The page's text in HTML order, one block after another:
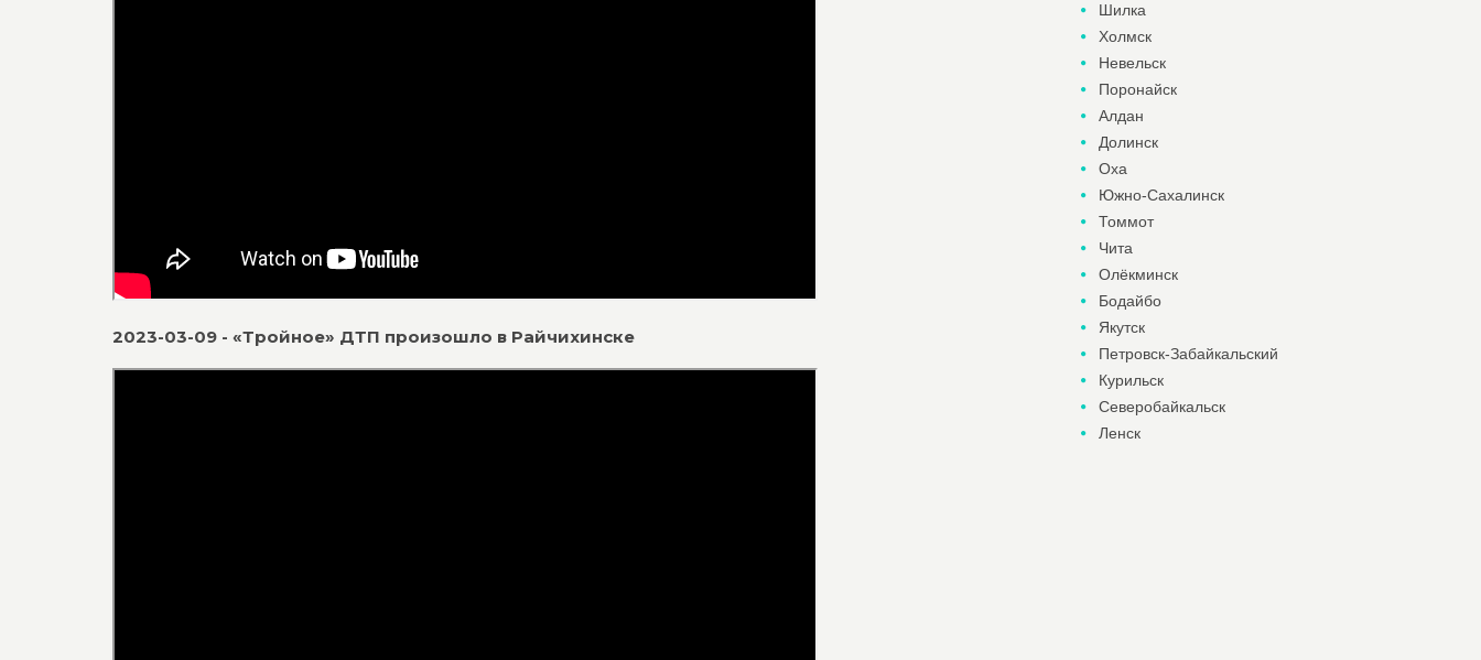
2023-03-09 - «Тройное» ДТП произошло в Райчихинске
Шилка
Холмск
Невельск
Поронайск
Алдан
Долинск
Оха
Южно-Сахалинск
Томмот
Чита
Олёкминск
Бодайбо
Якутск
Петровск-Забайкальский
Курильск
Северобайкальск
Ленск